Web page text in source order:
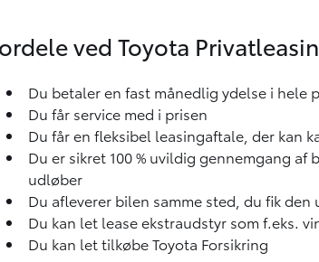
ved Toyota
Du betaler en fast månedlig ydelse i hele
Du får service med i prisen
Du får en fleksibel leasingaftale, der kan
Du er sikret 100 % uvildig gennemgang
udløber
Du afleverer bilen samme sted, du fik den
Du kan let lease ekstraudstyr som f.eks.
Du kan let tilkøbe Toyota Forsikring